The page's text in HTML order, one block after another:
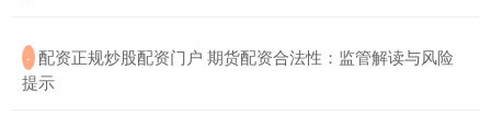
· ​配资正规炒股配资门户 期货配资合法性：监管解读与风险
提示